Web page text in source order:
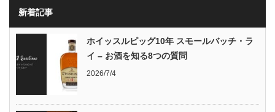
新着記事
ホイッスルピッグ10年 スモールバッチ・ラ
イ – お酒を知る8つの質問
2026/7/4